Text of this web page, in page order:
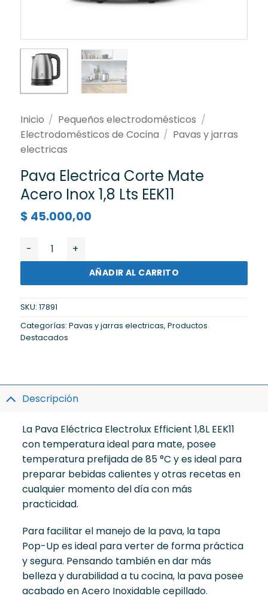
Inicio / Pequeños electrodomésticos /
Electrodomésticos de Cocina / Pavas y jarras
electricas
Pava Electrica Corte Mate
Acero Inox 1,8 Lts EEK11
$ 45.000,00
Pava Electrica Corte Mate Acero Inox 1,8 Lts EEK11
AÑADIR AL CARRITO
SKU: 17891
Categorías: Pavas y jarras electricas, Productos
Destacados
Descripción
La Pava Eléctrica Electrolux Efficient 1,8L EEK11
con temperatura ideal para mate, posee
temperatura prefijada de 85 °C y es ideal para
preparar bebidas calientes y otras recetas en
cualquier momento del día con más
practicidad.
Para facilitar el manejo de la pava, la tapa
Pop-Up es ideal para verter de forma práctica
y segura. Pensando también en dar más
belleza y durabilidad a tu cocina, la pava posee
acabado en Acero Inoxidable cepillado.